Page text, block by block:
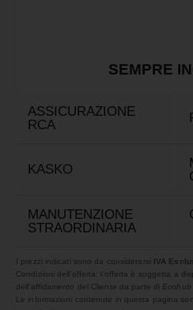
SEMPRE
ASSICURAZIONE
RCA
KASKO
MANUTENZIONE
STRAORDINARIA
I prezzi indicati sono da considerarsi IVA
Condizioni dell’offerta: l’offerta è soggetta a
dell’affidamento del Cliente da parte di Ecohub
Le informazioni contenute in questa pagina